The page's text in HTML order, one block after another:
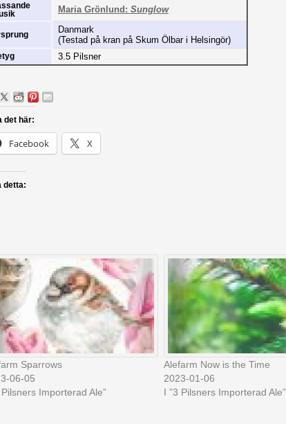
Maria Grönlund: Sunglow
Danmark
(Testad på kran på Skum Ölbar i Helsingör)
3.5 Pilsner
det här:
Facebook X
detta:
Sparrows
06-05
Pilsners Importerad Ale”
Alefarm Now is the Time
2023-01-06
I ”3 Pilsners Importerad Ale”